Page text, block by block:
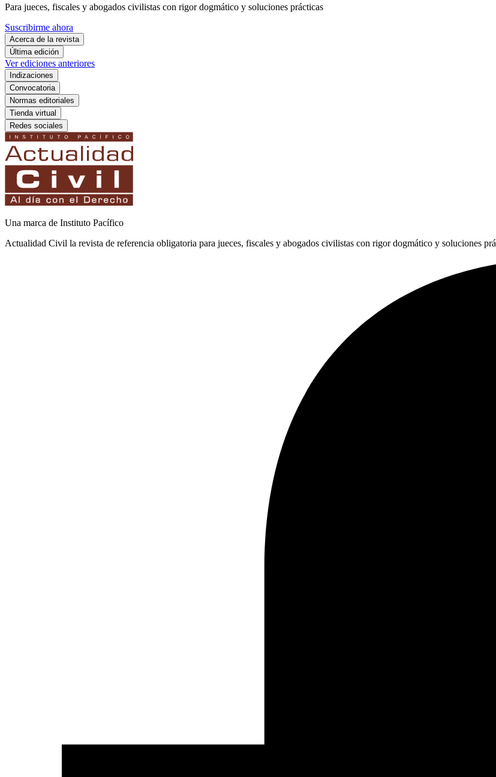
Para jueces, fiscales y abogados civilistas con rigor dogmático y soluciones prácticas
Suscribirme ahora
Acerca de la revista
Última edición
Ver ediciones anteriores
Indizaciones
Convocatoria
Normas editoriales
Tienda virtual
Redes sociales
Una marca de Instituto Pacífico
Actualidad Civil la revista de referencia obligatoria para jueces, fiscales y abogados civilistas con rigor dogmático y soluciones